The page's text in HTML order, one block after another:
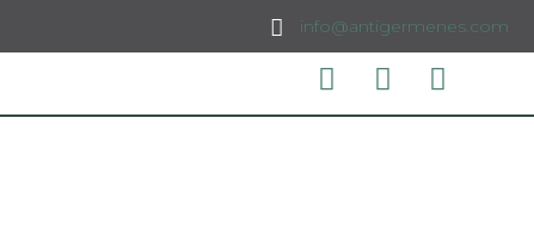
info@antigermenes.com